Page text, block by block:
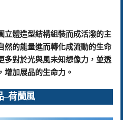
立體造型結構組裝而成活潑的主
然的能量進而轉化成流動的生命
多對於光與風未知想像力，並透
增加展品的生命力。
–荷蘭風